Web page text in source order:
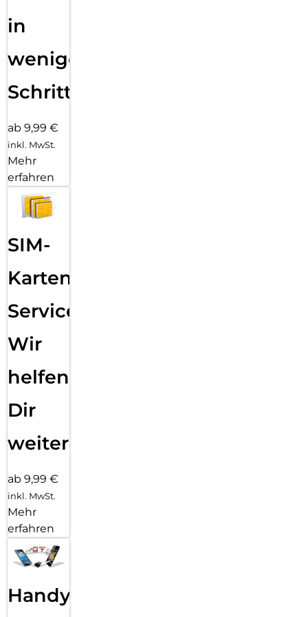
in
wenigen
Schritten
ab 9,99 €
inkl. MwSt.
Mehr
erfahren
SIM-
Karten
Service:
Wir
helfen
Dir
weiter
ab 9,99 €
inkl. MwSt.
Mehr
erfahren
Handy